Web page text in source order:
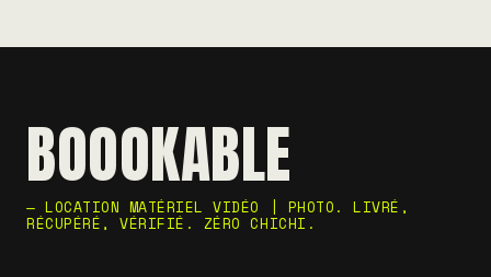
BOOOKABLE
— LOCATION MATÉRIEL VIDÉO | PHOTO. LIVRÉ,
RÉCUPÉRÉ, VÉRIFIÉ. ZÉRO CHICHI.